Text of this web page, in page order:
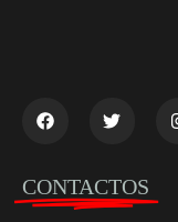
CONTACTOS